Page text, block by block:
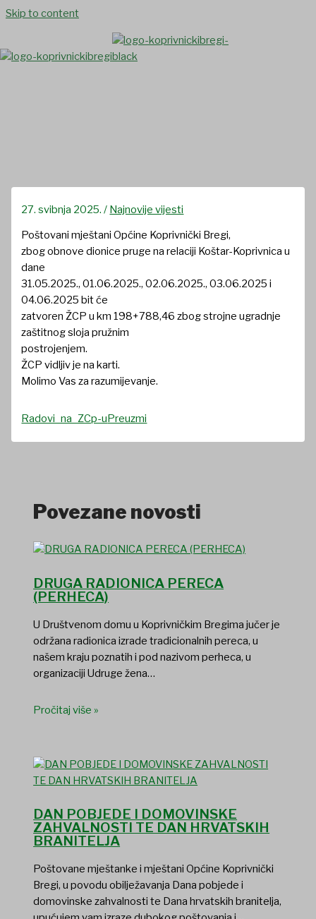
Skip to content
27. svibnja 2025./ Najnovije vijesti
Poštovani mještani Općine Koprivnički Bregi,
zbog obnove dionice pruge na relaciji Koštar-Koprivnica u
dane
31.05.2025., 01.06.2025., 02.06.2025., 03.06.2025 i
04.06.2025 bit će
zatvoren ŽCP u km 198+788,46 zbog strojne ugradnje
zaštitnog sloja pružnim
postrojenjem.
ŽCP vidljiv je na karti.
Molimo Vas za razumijevanje.
Radovi_na_ZCp-uPreuzmi
Povezane novosti
DRUGA RADIONICA PERECA
(PERHECA)
U Društvenom domu u Koprivničkim Bregima jučer je
održana radionica izrade tradicionalnih pereca, u
našem kraju poznatih i pod nazivom perheca, u
organizaciji Udruge žena…
Pročitaj više »
DAN POBJEDE I DOMOVINSKE
ZAHVALNOSTI TE DAN HRVATSKIH
BRANITELJA
Poštovane mještanke i mještani Općine Koprivnički
Bregi, u povodu obilježavanja Dana pobjede i
domovinske zahvalnosti te Dana hrvatskih branitelja,